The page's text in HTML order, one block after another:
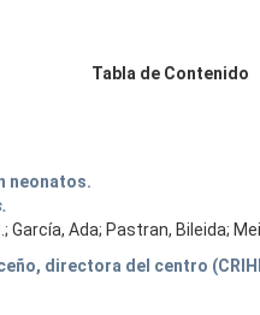
Tabla de Contenido
neonatos.
García, Ada; Pastran, Bileida;
directora del centro